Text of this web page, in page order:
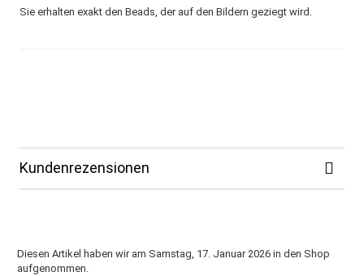
Sie erhalten exakt den Beads, der auf den Bildern geziegt wird.
Kundenrezensionen
Diesen Artikel haben wir am Samstag, 17. Januar 2026 in den Shop
aufgenommen.